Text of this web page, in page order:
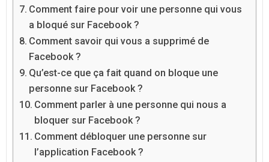
Comment faire pour voir une personne qui vous
a bloqué sur Facebook ?
Comment savoir qui vous a supprimé de
Facebook ?
Qu’est-ce que ça fait quand on bloque une
personne sur Facebook ?
Comment parler à une personne qui nous a
bloquer sur Facebook ?
Comment débloquer une personne sur
l’application Facebook ?